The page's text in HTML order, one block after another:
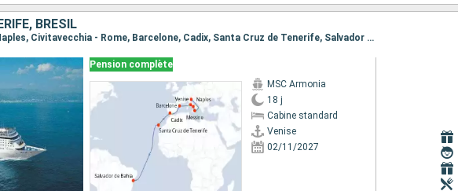
BRÉSIL
Itinéraire : Venise, Messine, Naples, Civitavecchia - Rome, Barcelone, Cadix, Santa Cruz de Tenerife, Salvador de Bahia
Pension complète
MSC Armonia
18 j
Cabine standard
Venise
02/11/2027